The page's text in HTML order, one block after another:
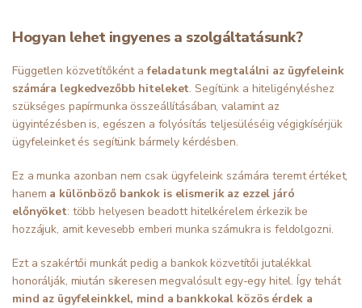
Hogyan lehet ingyenes a szolgáltatásunk?
Független közvetítőként afeladatunk megtalálni az ügyfeleink
számára legkedvezőbb hiteleket. Segítünk a hiteligényléshez
szükséges papírmunka összeállításában, valamint az
ügyintézésben is, egészen a folyósítás teljesüléséig végigkísérjük
ügyfeleinket és segítünk bármely kérdésben.
Ez a munka azonban nem csak ügyfeleink számára teremt értéket,
hanem a különböző bankok is elismerik az ezzel járó
előnyöket: több helyesen beadott hitelkérelem érkezik be
hozzájuk, amit kevesebb emberi munka számukra is feldolgozni.
Ezt a szakértői munkát pedig a bankok közvetítői jutalékkal
honorálják, miután sikeresen megvalósult egy-egy hitel. Így tehát
mind az ügyfeleinkkel, mind a bankkokal közös érdek a